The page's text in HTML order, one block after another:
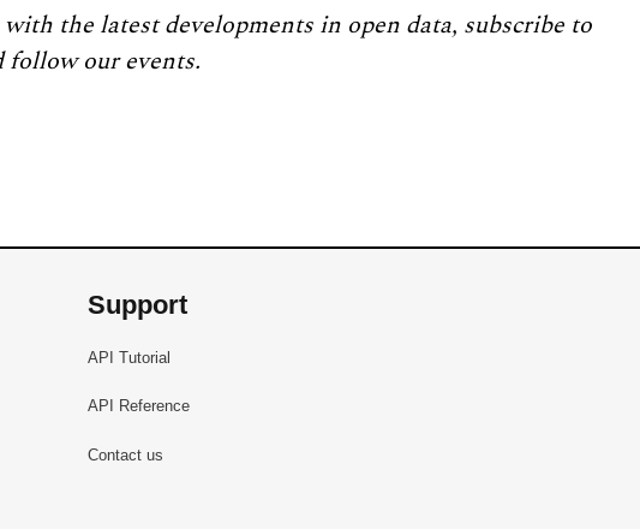
with the latest developments in open data, subscribe to
follow our events.
Support
API Tutorial
API Reference
Contact us